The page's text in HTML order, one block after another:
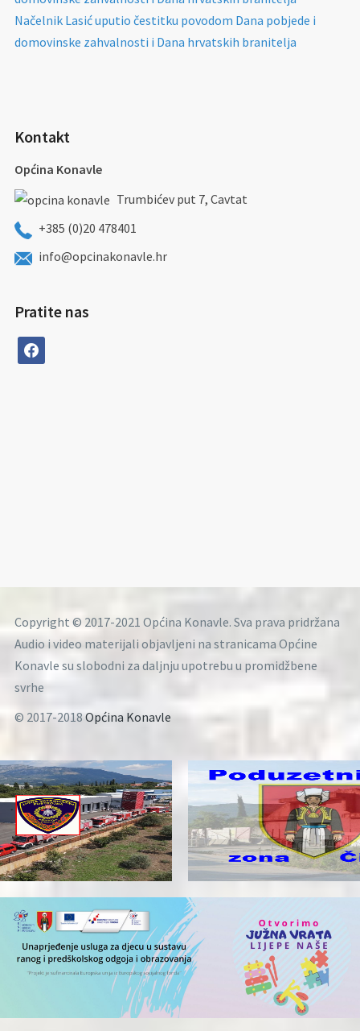
Načelnik Lasić uputio čestitku povodom Dana pobjede i
domovinske zahvalnosti i Dana hrvatskih branitelja
Kontakt
Općina Konavle
Trumbićev put 7, Cavtat
+385 (0)20 478401
info@opcinakonavle.hr
Pratite nas
facebook
Copyright © 2017-2021 Općina Konavle. Sva prava pridržana
Audio i video materijali objavljeni na stranicama Općine
Konavle su slobodni za daljnju upotrebu u promidžbene
svrhe
© 2017-2018Općina Konavle